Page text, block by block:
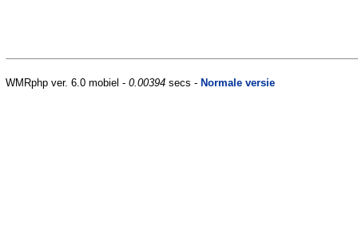
WMRphp ver. 6.0 mobiel - 0.00394 secs - Normale versie